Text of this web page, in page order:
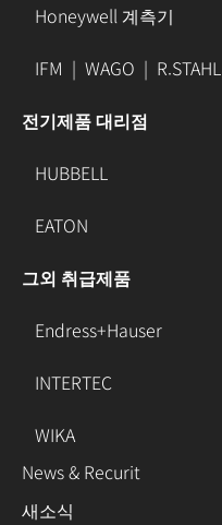
Honeywell 계측기
IFM | WAGO | R.STAHL
전기제품 대리점
HUBBELL
EATON
그외 취급제품
Endress+Hauser
INTERTEC
WIKA
News & Recurit
새소식